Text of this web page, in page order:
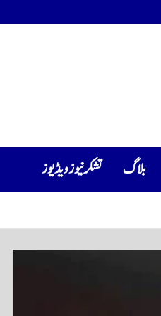
بلاگ تشکرنیوز ویڈیوز